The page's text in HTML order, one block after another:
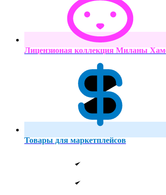
Лицензионая коллекция Миланы
Товары для маркетплейсов